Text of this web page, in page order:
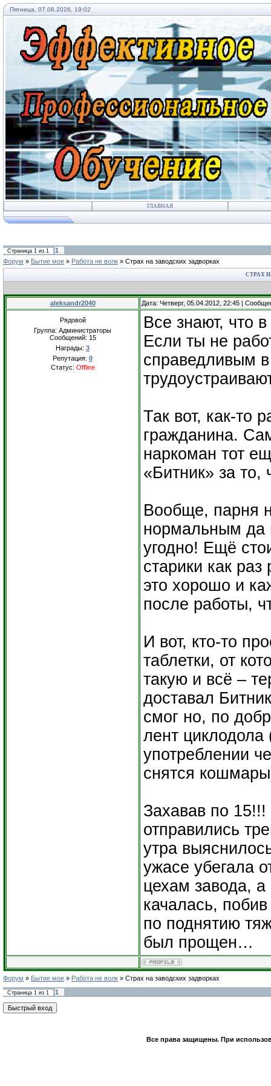
Пятница, 07.08.2026, 19:02
ГЛАВНАЯ
Страница 1 из 1
1
Форум » Бытие мое » Работа не волк » Страх на заводских задворках
СТРАХ
aleksandr2040 Дата: Четверг, 05.04.2012, 22:45 |
Рядовой
Группа: Администраторы
Сообщений: 15
Награды: 3
Репутация: 0
Статус: Offline
Все знают, что
Если ты не
справедливым
Так вот, как-то
гражданина.
наркоман тот
«Битник» за
Вообще, парня
нормальным да
угодно! Ещё
старики как
это хорошо и
после работы,
И вот, кто-то
таблетки, от
такую и всё –
доставал
смог но, по
лент циклодола
употреблении
снятся
Захавав по 15!!!
отправились
утра
ужасе убегала
цехам завода,
качалась,
по поднятию
был прощен…
Форум » Бытие мое » Работа не волк » Страх на заводских задворках
Страница 1 из 1 1
Все права защищены. При